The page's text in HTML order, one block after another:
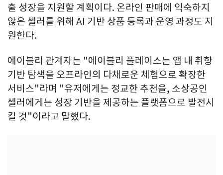
출 성장을 지원할 계획이다. 온라인 판매에 익숙하지
않은 셀러를 위해 AI 기반 상품 등록과 운영 과정도 지
원한다.
에이블리 관계자는 "에이블리 플레이스는 앱 내 취향
기반 탐색을 오프라인의 다채로운 체험으로 확장한
서비스"라며 "유저에게는 정교한 추천을, 소상공인
셀러에게는 성장 기반을 제공하는 플랫폼으로 발전시
킬 것"이라고 말했다.